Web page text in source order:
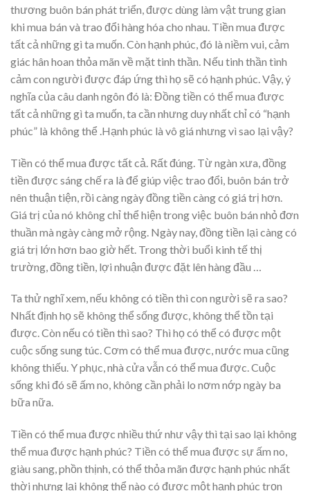
thương buôn bán phát triển, được dùng làm vật trung gian
khi mua bán và trao đổi hàng hóa cho nhau. Tiền mua được
tất cả những gì ta muốn. Còn hạnh phúc, đó là niềm vui, cảm
giác hân hoan thỏa mãn về mặt tinh thần. Nếu tinh thần tình
cảm con người được đáp ứng thì họ sẽ có hạnh phúc. Vậy, ý
nghĩa của câu danh ngôn đó là: Đồng tiền có thể mua được
tất cả những gì ta muốn, ta cần nhưng duy nhất chỉ có “hạnh
phúc” là không thể .Hạnh phúc là vô giá nhưng vì sao lại vậy?
Tiền có thể mua được tất cả. Rất đúng. Từ ngàn xưa, đồng
tiền được sáng chế ra là để giúp việc trao đổi, buôn bán trở
nên thuận tiện, rồi càng ngày đồng tiền càng có giá trị hơn.
Giá trị của nó không chỉ thể hiện trong việc buôn bán nhỏ đơn
thuần mà ngày càng mở rộng. Ngày nay, đồng tiền lại càng có
giá trị lớn hơn bao giờ hết. Trong thời buổi kinh tế thị
trường, đồng tiền, lợi nhuận được đặt lên hàng đầu …
Ta thử nghĩ xem, nếu không có tiền thì con người sẽ ra sao?
Nhất định họ sẽ không thể sống được, không thể tồn tại
được. Còn nếu có tiền thì sao? Thì họ có thể có được một
cuộc sống sung túc. Cơm có thể mua được, nước mua cũng
không thiếu. Y phục, nhà cửa vẫn có thể mua được. Cuộc
sống khi đó sẽ ấm no, không cần phải lo nơm nớp ngày ba
bữa nữa.
Tiền có thể mua được nhiều thứ như vậy thì tại sao lại không
thể mua được hạnh phúc? Tiền có thể mua được sự ấm no,
giàu sang, phồn thịnh, có thể thỏa mãn được hạnh phúc nhất
thời nhưng lại không thể nào có được một hạnh phúc trọn